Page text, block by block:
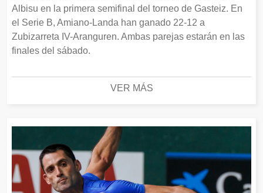
Albisu en la primera semifinal del torneo de Gasteiz. En
el Serie B, Amiano-Landa han ganado 22-12 a
Zubizarreta IV-Aranguren. Ambas parejas estarán en las
finales del sábado.
VER MÁS